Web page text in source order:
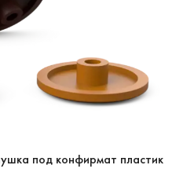
под конфирмат пластик